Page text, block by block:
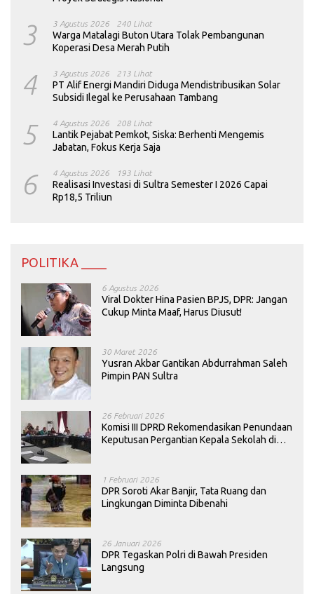
3 3 Agustus 2026 240 Lihat
Warga Matalagi Buton Utara Tolak Pembangunan
Koperasi Desa Merah Putih
4 3 Agustus 2026 213 Lihat
PT Alif Energi Mandiri Diduga Mendistribusikan Solar
Subsidi Ilegal ke Perusahaan Tambang
5 4 Agustus 2026 208 Lihat
Lantik Pejabat Pemkot, Siska: Berhenti Mengemis
Jabatan, Fokus Kerja Saja
6 4 Agustus 2026 193 Lihat
Realisasi Investasi di Sultra Semester I 2026 Capai
Rp18,5 Triliun
POLITIKA ____
6 Agustus 2026
Viral Dokter Hina Pasien BPJS, DPR: Jangan
Cukup Minta Maaf, Harus Diusut!
30 Maret 2026
Yusran Akbar Gantikan Abdurrahman Saleh
Pimpin PAN Sultra
26 Februari 2026
Komisi III DPRD Rekomendasikan Penundaan
Keputusan Pergantian Kepala Sekolah di
1 Februari 2026
DPR Soroti Akar Banjir, Tata Ruang dan
Lingkungan Diminta Dibenahi
26 Januari 2026
DPR Tegaskan Polri di Bawah Presiden
Langsung